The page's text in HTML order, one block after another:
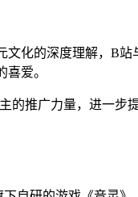
化的深度理解，B
爱。
的推广力量，进一